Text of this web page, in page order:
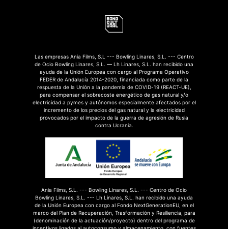
Las empresas Ania Films, S.L --- Bowling Linares, S.L. --- Centro
de Ocio Bowling Linares, S.L. — Lh Linares, S.L. han recibido una
ayuda de la Unión Europea con cargo al Programa Operativo
FEDER de Andalucía 2014-2020, financiada como parte de la
respuesta de la Unión a la pandemia de COVID-19 (REACT-UE),
para compensar el sobrecoste energético de gas natural y/o
electricidad a pymes y autónomos especialmente afectados por el
incremento de los precios del gas natural y la electricidad
provocados por el impacto de la guerra de agresión de Rusia
contra Ucrania.
Ania Films, S.L. --- Bowling Linares, S.L. --- Centro de Ocio
Bowling Linares, S.L. --- Lh Linares, S.L. han recibido una ayuda
de la Unión Europea con cargo al Fondo NextGenerationEU, en el
marco del Plan de Recuperación, Trasformación y Resiliencia, para
(denominación de la actuación/proyecto) dentro del programa de